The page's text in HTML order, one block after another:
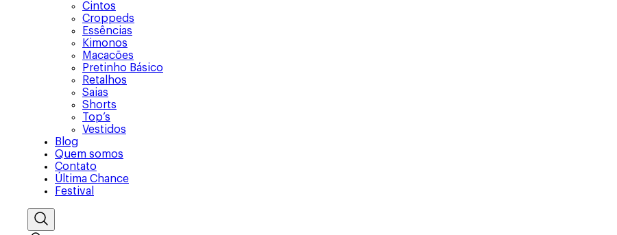
Cintos
Croppeds
Essências
Kimonos
Macacões
Pretinho Básico
Retalhos
Saias
Shorts
Top’s
Vestidos
Blog
Quem somos
Contato
Última Chance
Festival